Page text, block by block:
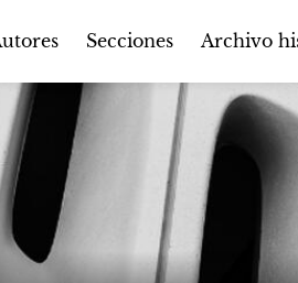
Secciones Archivo